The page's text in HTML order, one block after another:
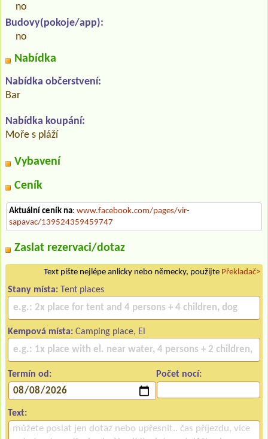
no
Budovy(pokoje/app):
no
Nabídka
Nabídka občerstvení:
Bar
Nabídka koupání:
Moře s pláží
Vybavení
Ceník
Aktuální ceník na: www.facebook.com/pages/vir-
sapavac/139524359459747
Zaslat rezervaci/dotaz
Text pište nejlépe anlicky nebo německy, použijte Překladač>
Stany místa: Tent places
Kempová místa: Camping place, El
Termín od: Počet nocí:
Text: